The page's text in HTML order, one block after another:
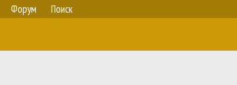
Форум Поиск